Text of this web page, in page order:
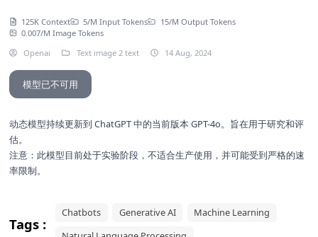
125K Context 5/M Input Tokens
15/M Output Tokens
0.007/M Image Tokens
Openai
Text image 2 text 14 Aug, 2024
模型已不可用
动态模型持续更新到 ChatGPT 中的当前版本GPT-4o。旨在用于研究和评
估。
注意：此模型目前处于实验阶段，不适合生产使用，并可能受到严格的速
率限制。
Tags :
Chatbots Generative AI
Machine Learning